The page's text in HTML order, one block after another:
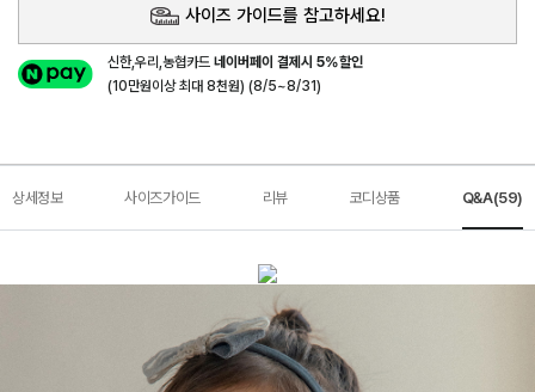
사이즈 가이드를 참고하세요!
신한,우리,농협카드네이버페이 결제시 5%할인
(10만원이상 최대 8천원) (8/5~8/31)
상세정보 사이즈가이드 리뷰 코디상품 Q&A(59)